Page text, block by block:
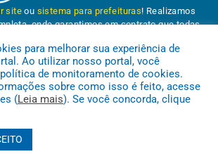
site ou sistema para prefeituras! Realizamos
onde garantimos em contrato que todas
Radar da Transparência Pública
para melhorar sua experiência de
Ao utilizar nosso portal, você
de monitoramento de cookies.
sobre como isso é feito, acesse
(Leia mais). Se você concorda, clique